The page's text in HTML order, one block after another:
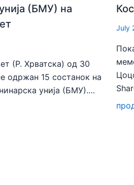
(БМУ) на
(Р. Хрватска) од 30
одржан 15 состанок на
унија (БМУ).…
July